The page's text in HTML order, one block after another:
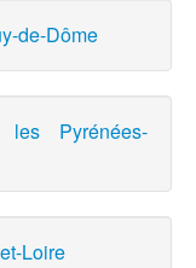
de-Dôme
Pyrénées-
Loire